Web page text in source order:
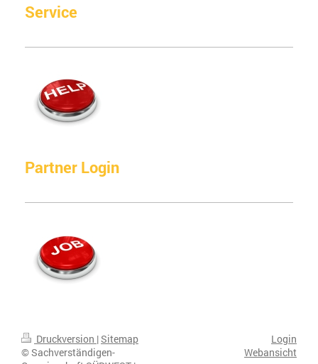
Service
Partner Login
Druckversion |Sitemap
© Sachverständigen-
Login
Webansicht